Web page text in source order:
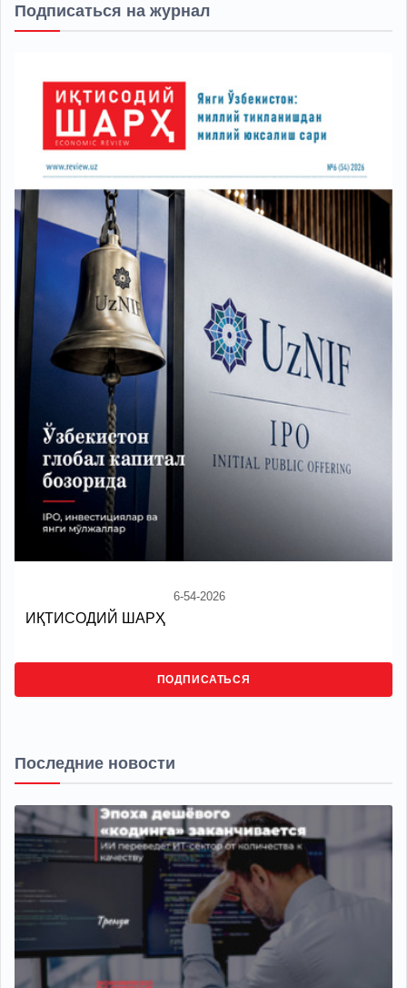
Подписаться на журнал
6-54-2026
ИҚТИСОДИЙ ШАРҲ
ПОДПИСАТЬСЯ
Последние новости